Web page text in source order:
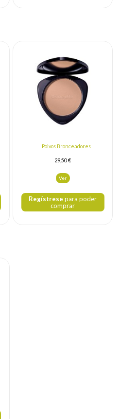
Polvos Bronceadores
29,50 €
Ver
Regístrese para poder
comprar